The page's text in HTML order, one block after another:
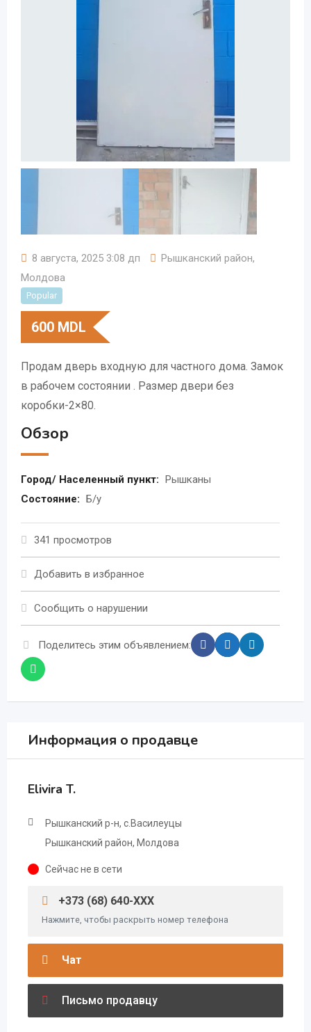
8 августа, 2025 3:08 дп Рышканский район,
Молдова
Popular
600 MDL
Продам дверь входную для частного дома. Замок
в рабочем состоянии . Размер двери без
коробки-2×80.
Обзор
Город/ Населенный пункт: Рышканы
Состояние: Б/у
341 просмотров
Добавить в избранное
Сообщить о нарушении
Поделитесь этим объявлением:
Информация о продавце
Elivira T.
Рышканский р-н, с.Василеуцы
Рышканский район, Молдова
Сейчас не в сети
+373 (68) 640-XXX
Нажмите, чтобы раскрыть номер телефона
Чат
Письмо продавцу